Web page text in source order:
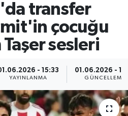
transfer
çocuğu
sesleri
- 15:33
YAYINLANMA
01.06.2026 -
GÜNCELLEME